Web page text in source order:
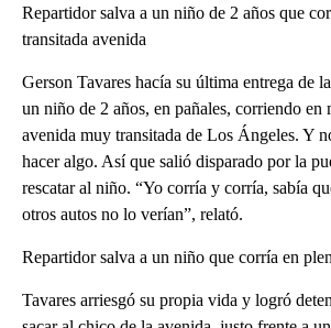
Repartidor salva a un niño de 2 años que
transitada avenida
Gerson Tavares hacía su última entrega de
un niño de 2 años, en pañales, corriendo en
avenida muy transitada de Los Ángeles. Y
hacer algo. Así que salió disparado por la
rescatar al niño. “Yo corría y corría, sabía
otros autos no lo verían”, relató.
Repartidor salva a un niño que corría en
Tavares arriesgó su propia vida y logró